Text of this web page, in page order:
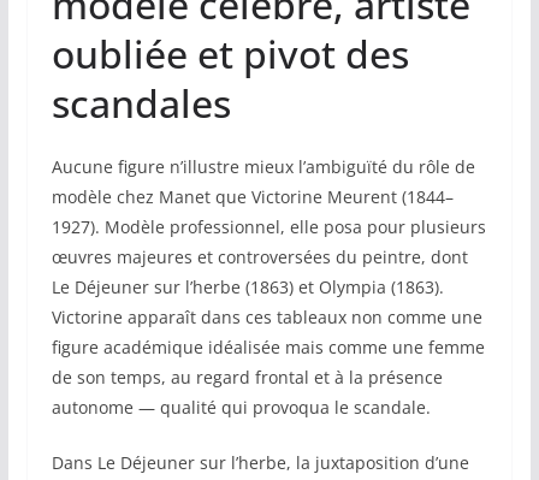
oubliée et pivot des
scandales
Aucune figure n’illustre mieux l’ambiguïté du rôle de
modèle chez Manet que Victorine Meurent (1844–
1927). Modèle professionnel, elle posa pour plusieurs
œuvres majeures et controversées du peintre, dont
Le Déjeuner sur l’herbe (1863) et Olympia (1863).
Victorine apparaît dans ces tableaux non comme une
figure académique idéalisée mais comme une femme
de son temps, au regard frontal et à la présence
autonome — qualité qui provoqua le scandale.
Dans Le Déjeuner sur l’herbe, la juxtaposition d’une